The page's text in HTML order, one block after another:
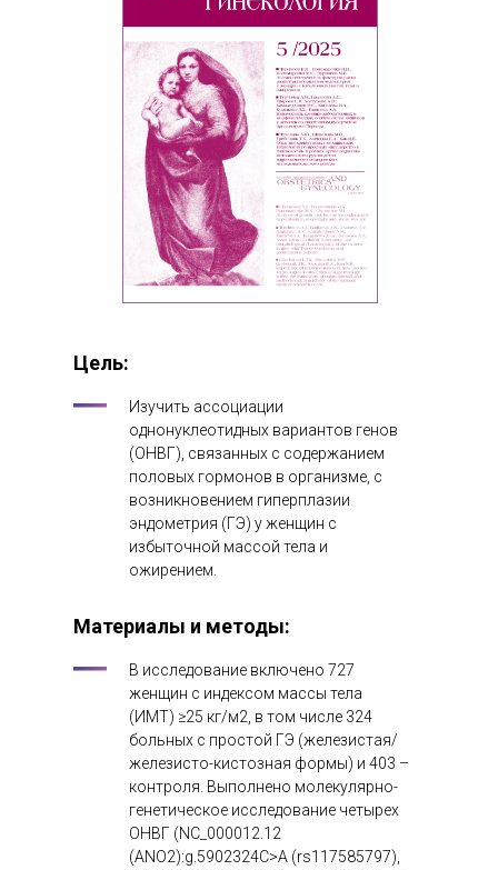
Материалы и методы:
В исследование включено 727
женщин с индексом массы тела
(ИМТ) ≥25 кг/м2, в том числе 324
больных с простой ГЭ (железистая/
железисто-кистозная формы) и 403 –
контроля. Выполнено молекулярно-
генетическое исследование четырех
ОНВГ (NC_000012.12
(ANO2):g.5902324C>A (rs117585797),
Цель:
Изучить ассоциации
однонуклеотидных вариантов генов
(ОНВГ), связанных с содержанием
половых гормонов в организме, с
возникновением гиперплазии
эндометрия (ГЭ) у женщин с
избыточной массой тела и
ожирением.